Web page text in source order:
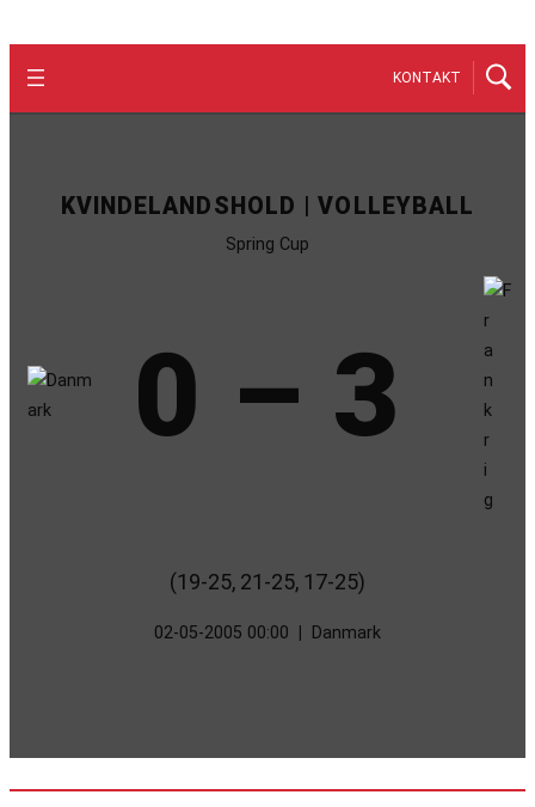
KONTAKT
KVINDELANDSHOLD | VOLLEYBALL
Spring Cup
0 – 3
(19-25, 21-25, 17-25)
02-05-2005 00:00 Danmark